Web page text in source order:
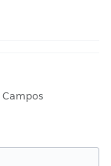
Campos